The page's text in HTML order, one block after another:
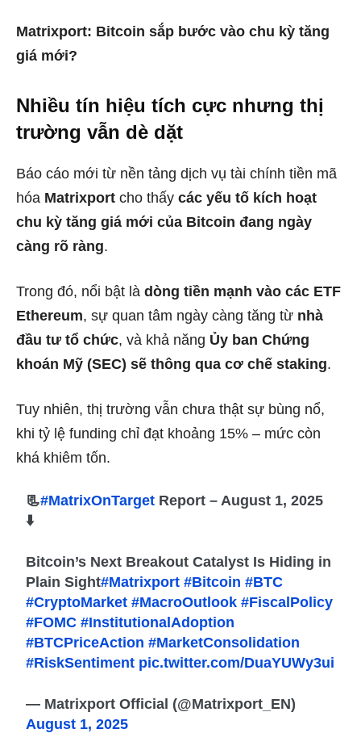
Matrixport: Bitcoin sắp bước vào chu kỳ tăng
giá mới?
Nhiều tín hiệu tích cực nhưng thị
trường vẫn dè dặt
Báo cáo mới từ nền tảng dịch vụ tài chính tiền mã
hóa Matrixport cho thấy các yếu tố kích hoạt
chu kỳ tăng giá mới của Bitcoin đang ngày
càng rõ ràng.
Trong đó, nổi bật là dòng tiền mạnh vào các ETF
Ethereum, sự quan tâm ngày càng tăng từ nhà
đầu tư tổ chức, và khả năng Ủy ban Chứng
khoán Mỹ (SEC) sẽ thông qua cơ chế staking.
Tuy nhiên, thị trường vẫn chưa thật sự bùng nổ,
khi tỷ lệ funding chỉ đạt khoảng 15% – mức còn
khá khiêm tốn.
📃#MatrixOnTarget Report – August 1, 2025
⬇️
Bitcoin’s Next Breakout Catalyst Is Hiding in
Plain Sight#Matrixport #Bitcoin #BTC
#CryptoMarket #MacroOutlook #FiscalPolicy
#FOMC #InstitutionalAdoption
#BTCPriceAction #MarketConsolidation
#RiskSentiment pic.twitter.com/DuaYUWy3ui
— Matrixport Official (@Matrixport_EN)
August 1, 2025